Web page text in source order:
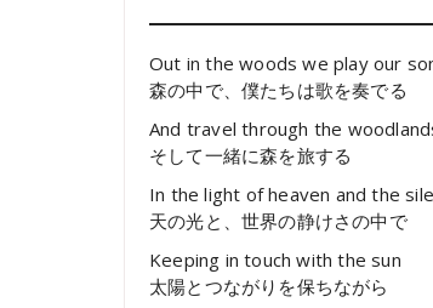
Out in the woods we play our
森の中で、僕たちは歌を奏でる
And travel through the
そして一緒に森を旅する
In the light of heaven and the
天の光と、世界の静けさの中で
Keeping in touch with the sun
太陽とつながりを保ちながら